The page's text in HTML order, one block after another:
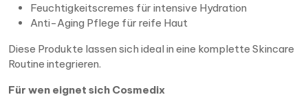
Feuchtigkeitscremes für intensive Hydration
Anti-Aging Pflege für reife Haut
Diese Produkte lassen sich ideal in eine komplette Skincare
Routine integrieren.
Für wen eignet sich Cosmedix